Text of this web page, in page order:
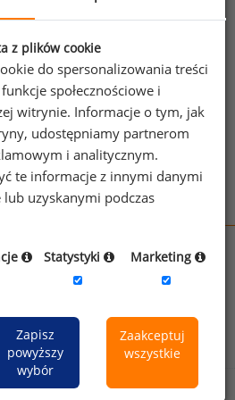
stawki w branży.
Zobacz więcej
kfw.sedlak.pl
wskazniki
z plików cookie
do spersonalizowania treści
społecznościowe i
witrynie. Informacje o tym, jak
udostępniamy partnerom
i analitycznym.
te informacje z innymi danymi
uzyskanymi podczas
Statystyki Marketing
Zapisz
powyższy
wybór
Zaakceptuj
wszystkie